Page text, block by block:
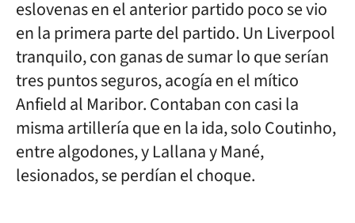
eslovenas en el anterior partido poco se vio
en la primera parte del partido. Un Liverpool
tranquilo, con ganas de sumar lo que serían
tres puntos seguros, acogía en el mítico
Anfield al Maribor. Contaban con casi la
misma artillería que en la ida, solo Coutinho,
entre algodones, y Lallana y Mané,
lesionados, se perdían el choque.